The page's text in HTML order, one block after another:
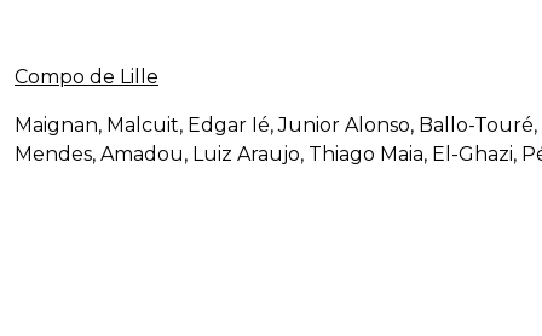
Compo de Lille
Maignan, Malcuit, Edgar Ié, Junior Alonso, Ballo-Touré,
Mendes, Amadou, Luiz Araujo, Thiago Maia, El-Ghazi,